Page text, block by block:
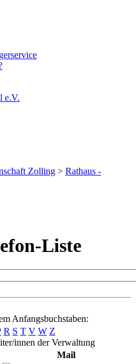
e.V.
Zolling > Rathaus -
Liste
Anfangsbuchstaben:
R S T V W Z
innen der Verwaltung
Mail